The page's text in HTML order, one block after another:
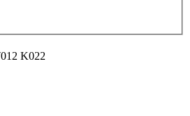
K022